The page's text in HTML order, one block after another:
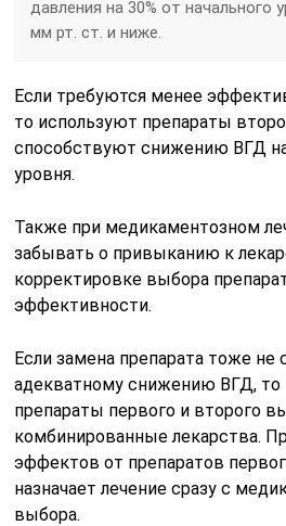
давления на 30% от начального
мм рт. ст. и ниже.
Если требуются менее
то используют препараты
способствуют снижению ВГД на
уровня.
Также при медикаментозном
забывать о привыканию к
корректировке выбора
эффективности.
Если замена препарата тоже не
адекватному снижению ВГД, то
препараты первого и второго
комбинированные лекарства.
эффектов от препаратов
назначает лечение сразу с
выбора.